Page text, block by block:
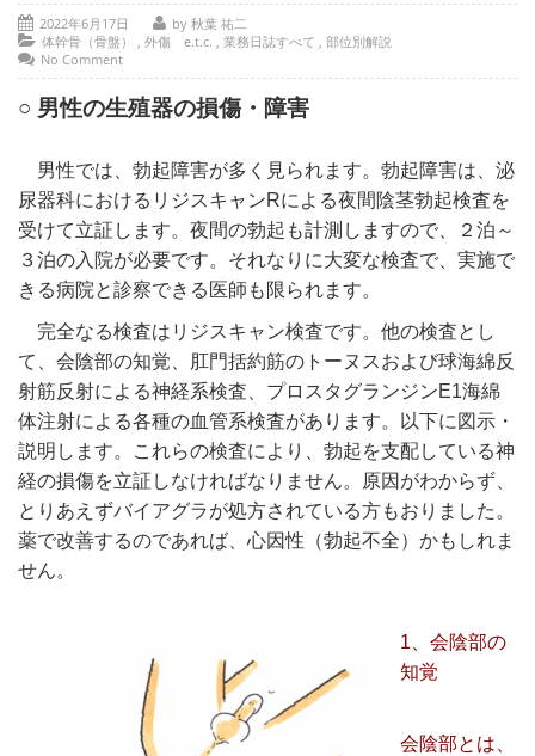
ご相談・お問い合わせ
2022年6月17日
by 秋葉 祐二
体幹骨（骨盤）
, 外傷 e.t.c. , 業務日誌すべて , 部位別解説
No Comment
○ 男性の生殖器の損傷・障害
男性では、勃起障害が多く見られます。勃起障害は、泌
尿器科におけるリジスキャンRによる夜間陰茎勃起検査を
受けて立証します。夜間の勃起も計測しますので、２泊～
３泊の入院が必要です。それなりに大変な検査で、実施で
きる病院と診察できる医師も限られます。
完全なる検査はリジスキャン検査です。他の検査とし
て、会陰部の知覚、肛門括約筋のトーヌスおよび球海綿反
射筋反射による神経系検査、プロスタグランジンE1海綿
体注射による各種の血管系検査があります。以下に図示・
説明します。これらの検査により、勃起を支配している神
経の損傷を立証しなければなりません。原因がわからず、
とりあえずバイアグラが処方されている方もおりました。
薬で改善するのであれば、心因性（勃起不全）かもしれま
せん。
1、会陰部の
知覚
会陰部とは、